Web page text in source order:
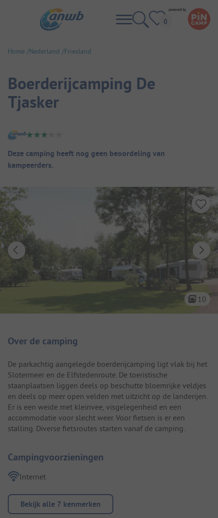
Home Nederland Friesland
Boerderijcamping De
Tjasker
Camping overzicht
Deze camping heeft nog geen beoordeling van
kampeerders.
10
Over de camping
De parkachtig aangelegde boerderijcamping ligt vlak bij het
Slotermeer en de Elfstedenroute. De toeristische
staanplaatsen liggen deels op beschutte bloemrijke veldjes
en deels op meer open velden met uitzicht op de landerijen.
Er is een weide met kleinvee, visgelegenheid en een
accommodatie voor slecht weer. Voor fietsen is er een
stalling. Diverse fietsroutes starten vanaf de camping.
Campingvoorzieningen
Internet
Bekijk alle 7 kenmerken